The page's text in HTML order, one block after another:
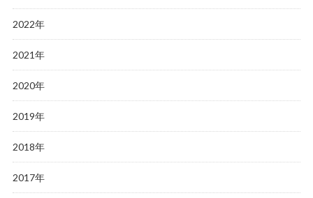
2022年
2021年
2020年
2019年
2018年
2017年